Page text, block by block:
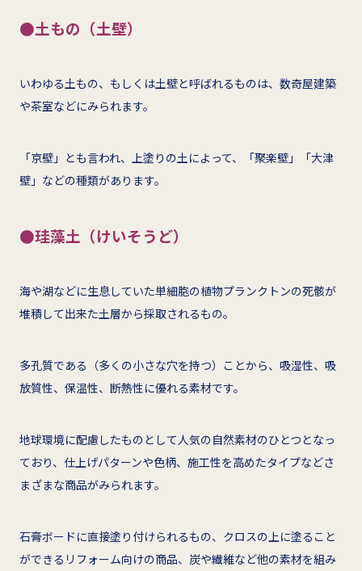
●土もの（土壁）
いわゆる土もの、もしくは土壁と呼ばれるものは、数奇屋建築
や茶室などにみられます。
「京壁」とも言われ、上塗りの土によって、「聚楽壁」「大津
壁」などの種類があります。
●珪藻土（けいそうど）
海や湖などに生息していた単細胞の植物プランクトンの死骸が
堆積して出来た土層から採取されるもの。
多孔質である（多くの小さな穴を持つ）ことから、吸湿性、吸
放質性、保温性、断熱性に優れる素材です。
地球環境に配慮したものとして人気の自然素材のひとつとなっ
ており、仕上げパターンや色柄、施工性を高めたタイプなどさ
まざまな商品がみられます。
石膏ボードに直接塗り付けられるもの、クロスの上に塗ること
ができるリフォーム向けの商品、炭や繊維など他の素材を組み